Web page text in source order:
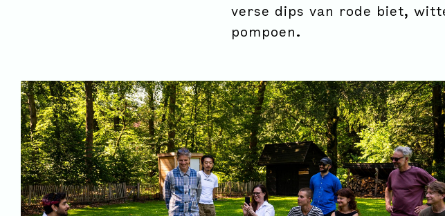
verse dips van rode biet,
pompoen.